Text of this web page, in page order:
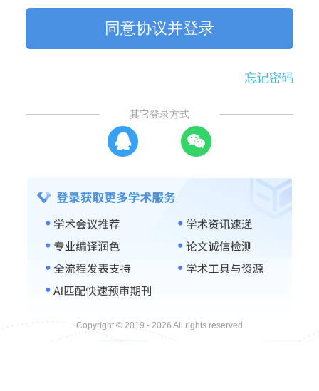
同意协议并登录
忘记密码
其它登录方式
Copyright © 2019 - 2026 All rights reserved